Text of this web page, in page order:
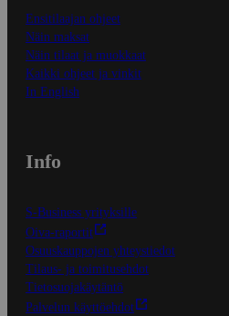
Ensitilaajan ohjeet
Näin maksat
Näin tilaat ja muokkaat
Kaikki ohjeet ja vinkit
In English
Info
S-Business yrityksille
Oiva-raportit
Osuuskauppojen yhteystiedot
Tilaus- ja toimitusehdot
Tietosuojakäytäntö
Palvelun käyttöehdot